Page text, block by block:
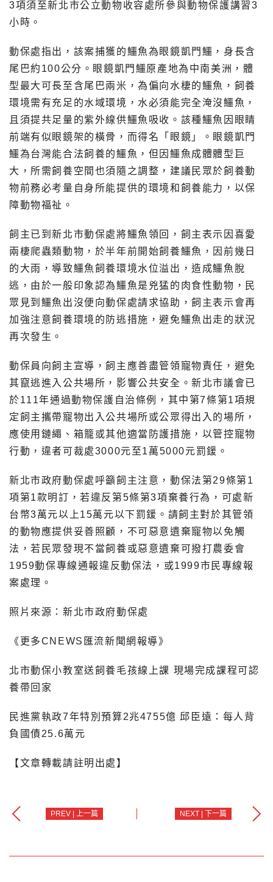
3項須至新北市公立動物收容處所參與動物保護講習3
小時。
動保處指出，該案捕獲的鱷魚為眼鏡凱門鱷，身長含
尾巴約100公分。眼鏡凱門鱷原產地為中南美洲，體
型最大可長至含尾巴兩米，為偏向水棲的鱷魚，飼養
環境需有充足的水域環境，水必須能完全淹沒鱷魚，
且須提共足量的紫外線供鱷魚吸收。該種鱷魚因眼睛
前端有似眼鏡架的橫骨，而得名「眼鏡」。眼鏡凱門
鱷為台灣能合法飼養的鱷魚，但因鱷魚成體體型巨
大，所需飼養空間也須隨之調整，建議民眾於飼養動
物前務必考量自身所能提供的環境和飼養能力，以保
障動物福祉。
飼主已到新北市動保處將鱷魚領回，飼主表示因喜愛
兩棲爬蟲類動物，於半年前開始飼養鱷魚，因前幾日
的大雨，導致鱷魚飼養環境水位溢出，造成鱷魚脫
逃，由於一般印象認為鱷魚是兇猛的肉食性動物，民
眾見到鱷魚出沒便向動保處請求協助，飼主表示會再
加強注意飼養環境的防逃措施，避免鱷魚出走的狀況
再次發生。
動保員向飼主宣導，飼主應善盡管領寵物責任，避免
其竄逃進入公共場所，影響公共安全。新北市議會已
於111年通過動物保護自治條例，其中第7條第1項規
定飼主攜帶寵物出入公共場所或公眾得出入的場所，
應使用鏈繩、箱籠或其他適當防護措施，以管控寵物
行動，違者可裁處3000元至1萬5000元罰鍰。
新北市政府動保處呼籲飼主注意，動保法第29條第1
項第1款明訂，若違反第5條第3項棄養行為，可處新
台幣3萬元以上15萬元以下罰鍰。請飼主對於其管領
的動物應提供妥善照顧，不可惡意遺棄寵物以免觸
法，若民眾發現不當飼養或惡意遺棄可撥打農委會
1959動保專線通報違反動保法，或1999市民專線報
案處理。
照片來源：新北市政府動保處
《更多CNEWS匯流新聞網報導》
北市動保小教室送飼養毛孩線上課 現場完成課程可認
養帶回家
民進黨執政7年特別預算2兆4755億 邱臣遠：每人背
負國債25.6萬元
【文章轉載請註明出處】
PREV | 上一篇 NEXT | 下一篇